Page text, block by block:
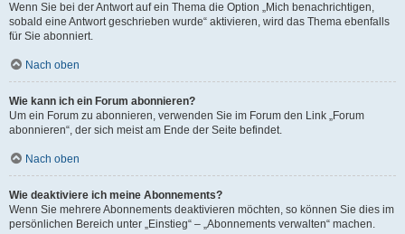
Wenn Sie bei der Antwort auf ein Thema die Option „Mich benachrichtigen,
sobald eine Antwort geschrieben wurde“ aktivieren, wird das Thema ebenfalls
für Sie abonniert.
Nach oben
Wie kann ich ein Forum abonnieren?
Um ein Forum zu abonnieren, verwenden Sie im Forum den Link „Forum
abonnieren“, der sich meist am Ende der Seite befindet.
Nach oben
Wie deaktiviere ich meine Abonnements?
Wenn Sie mehrere Abonnements deaktivieren möchten, so können Sie dies im
persönlichen Bereich unter „Einstieg“ – „Abonnements verwalten“ machen.